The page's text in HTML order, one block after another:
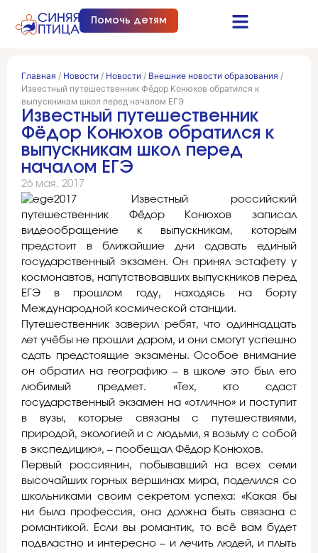
Помочь детям
Главная / Новости / Новости / Внешние новости образования /
Известный путешественник Фёдор Конюхов обратился к
выпускникам школ перед началом ЕГЭ
Известный путешественник
Фёдор Конюхов обратился к
выпускникам школ перед
началом ЕГЭ
26 мая, 2017
Известный российский
путешественник Фёдор Конюхов записал
видеообращение к выпускникам, которым
предстоит в ближайшие дни сдавать единый
государственный экзамен. Он принял эстафету у
космонавтов, напутствовавших выпускников перед
ЕГЭ в прошлом году, находясь на борту
Международной космической станции.
Путешественник заверил ребят, что одиннадцать
лет учёбы не прошли даром, и они смогут успешно
сдать предстоящие экзамены. Особое внимание
он обратил на географию – в школе это был его
любимый предмет. «Тех, кто сдаст
государственный экзамен на «отлично» и поступит
в вузы, которые связаны с путешествиями,
природой, экологией и с людьми, я возьму с собой
в экспедицию», – пообещал Фёдор Конюхов.
Первый россиянин, побывавший на всех семи
высочайших горных вершинах мира, поделился со
школьниками своим секретом успеха: «Какая бы
ни была профессия, она должна быть связана с
романтикой. Если вы романтик, то всё вам будет
подвластно и интересно – и лечить людей, и плыть